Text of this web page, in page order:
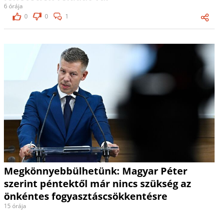
6 órája
0
0 1
Megkönnyebbülhetünk: Magyar Péter
szerint péntektől már nincs szükség az
önkéntes fogyasztáscsökkentésre
15 órája